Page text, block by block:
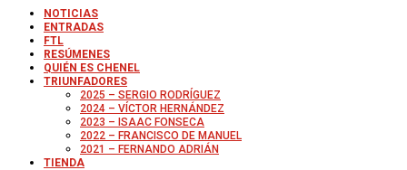
NOTICIAS
ENTRADAS
FTL
RESÚMENES
QUIÉN ES CHENEL
TRIUNFADORES
2025 – SERGIO RODRÍGUEZ
2024 – VÍCTOR HERNÁNDEZ
2023 – ISAAC FONSECA
2022 – FRANCISCO DE MANUEL
2021 – FERNANDO ADRIÁN
TIENDA